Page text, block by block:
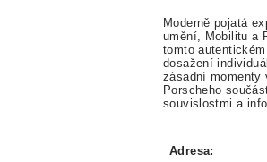
Moderně pojatá
umění, Mobilitu a
tomto
dosažení
zásadní momenty
Porscheho
souvislostmi a
Adresa: